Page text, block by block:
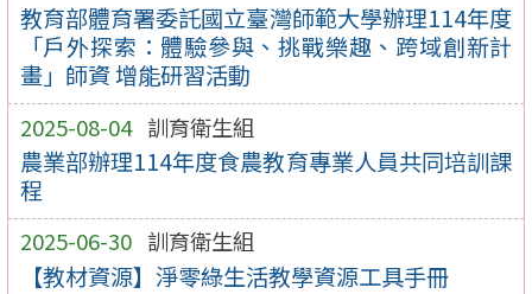
教育部體育署委託國立臺灣師範大學辦理114年度
「戶外探索：體驗參與、挑戰樂趣、跨域創新計
畫」師資 增能研習活動
2025-08-04 訓育衛生組
農業部辦理114年度食農教育專業人員共同培訓課
程
2025-06-30 訓育衛生組
【教材資源】淨零綠生活教學資源工具手冊